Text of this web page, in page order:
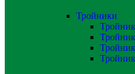
Тройники